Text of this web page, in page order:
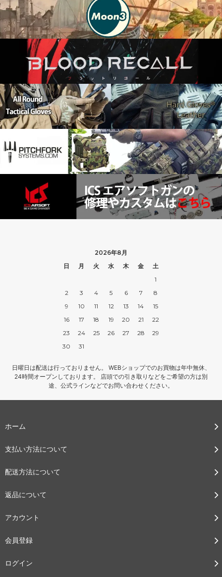
2026年8月
日
月 火 水 木 金
土
1
2
3 4 5 6 7
8
9
10 11 12 13 14
15
16
17 18 19 20 21
22
23
24 25 26 27 28
29
30
31
日曜日は配送は行っておりません。 WEBショップでのお買物は年中無休、
24時間オープンしております。 店頭での引き取りなどをご希望の方は別
途、公式ラインなどでお問い合わせください。
ホーム
支払い方法について
配送方法について
返品について
アカウント
会員登録
ログイン